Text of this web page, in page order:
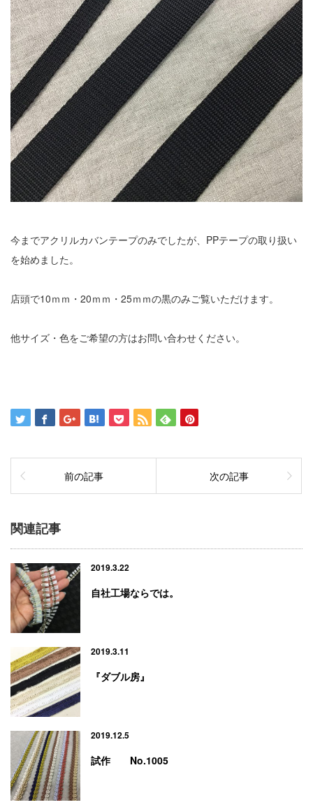
今までアクリルカバンテープのみでしたが、PPテープの取り扱い
を始めました。
店頭で10ｍｍ・20ｍｍ・25ｍｍの黒のみご覧いただけます。
他サイズ・色をご希望の方はお問い合わせください。
前の記事 次の記事
関連記事
2019.3.22
自社工場ならでは。
2019.3.11
『ダブル房』
2019.12.5
試作 No.1005